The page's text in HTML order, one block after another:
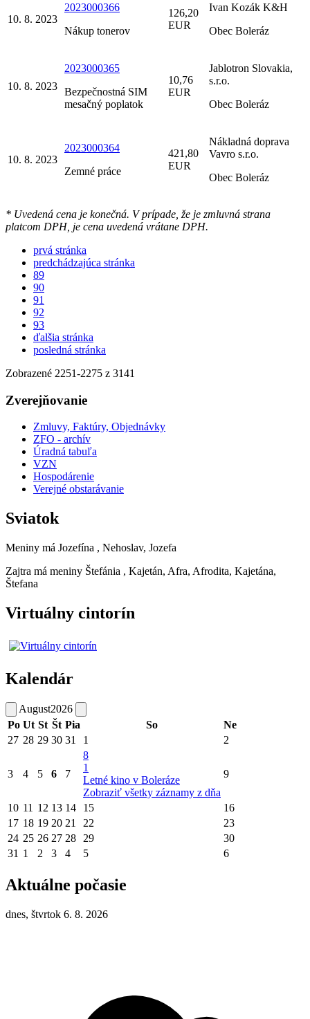
10. 8. 2023
2023000366
Nákup tonerov
126,20
EUR
Ivan Kozák K&H
Obec Boleráz
10. 8. 2023
2023000365
Bezpečnostná SIM
mesačný poplatok
10,76
EUR
Jablotron Slovakia,
s.r.o.
Obec Boleráz
10. 8. 2023
2023000364
Zemné práce
421,80
EUR
Nákladná doprava
Vavro s.r.o.
Obec Boleráz
* Uvedená cena je konečná. V prípade, že je zmluvná strana
platcom DPH, je cena uvedená vrátane DPH.
prvá stránka
predchádzajúca stránka
89
90
91
92
93
ďalšia stránka
posledná stránka
Zobrazené 2251-2275 z 3141
Zverejňovanie
Zmluvy, Faktúry, Objednávky
ZFO - archív
Úradná tabuľa
VZN
Hospodárenie
Verejné obstarávanie
Sviatok
Meniny má Jozefína , Nehoslav, Jozefa
Zajtra má meniny Štefánia , Kajetán, Afra, Afrodita, Kajetána,
Štefana
Virtuálny cintorín
Kalendár
August2026
Po Ut St Št Pia So
Ne
27 28 29 30 31 1 2
3 4 5 6 7
8
1
Letné kino v Boleráze
Zobraziť všetky záznamy z dňa
9
10 11 12 13 14 15
16
17 18 19 20 21 22
23
24 25 26 27 28 29
30
31 1 2 3 4 5 6
Aktuálne počasie
dnes, štvrtok 6. 8. 2026